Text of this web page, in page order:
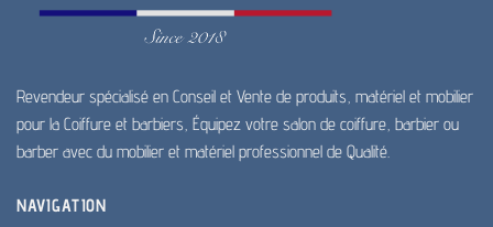
Revendeur spécialisé en Conseil et Vente de produits, matériel et mobilier
pour la Coiffure et barbiers, Équipez votre salon de coiffure, barbier ou
barber avec du mobilier et matériel professionnel de Qualité.
NAVIGATION